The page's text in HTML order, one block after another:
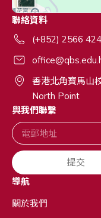
聯絡資料
(+852) 2566
香港北角寶馬山
North Point
與我們聯繫
提交
導航
關於我們